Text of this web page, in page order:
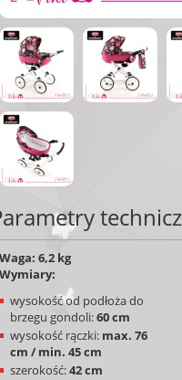
Waga: 6,2 kg
Wymiary:
wysokość od podłoża do
brzegu gondoli:60 cm
wysokość rączki: max. 76
cm / min. 45 cm
szerokość:42 cm